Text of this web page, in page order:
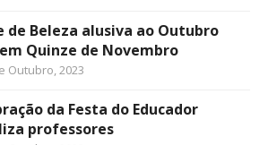
de Beleza alusiva ao Outubro
Quinze de Novembro
Outubro, 2023
da Festa do Educador
professores